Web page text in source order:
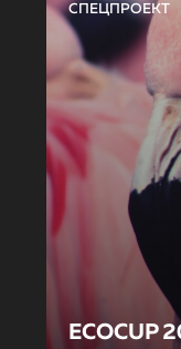
СПЕЦПРОЕКТ
ECOCUP